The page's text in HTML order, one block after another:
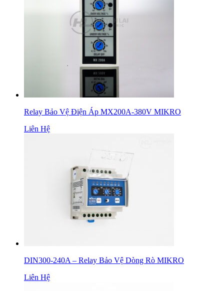
Relay Bảo Vệ Điện Áp MX200A-380V MIKRO
Liên Hệ
DIN300-240A – Relay Bảo Vệ Dòng Rò MIKRO
Liên Hệ